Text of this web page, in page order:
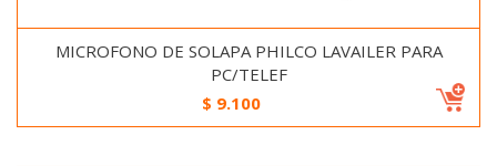
MICROFONO DE SOLAPA PHILCO LAVAILER PARA
PC/TELEF
$ 9.100